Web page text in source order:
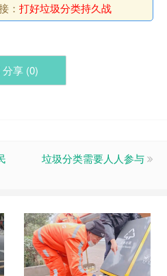
： 打好垃圾分类持久战
分享 (0)
垃圾分类需要人人参与